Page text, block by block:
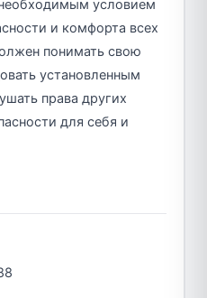
условием
и комфорта всех
понимать свою
установленным
права других
для себя и